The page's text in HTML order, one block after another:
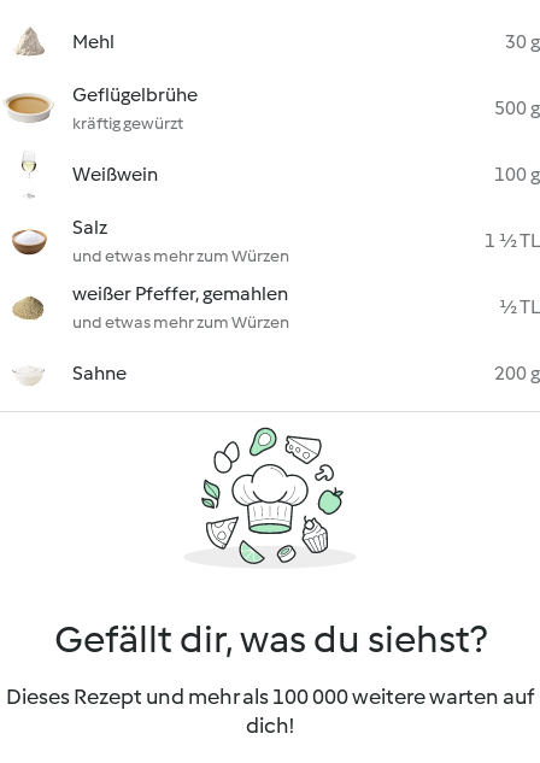
Mehl 30 g
Geflügelbrühe
kräftig gewürzt
500 g
Weißwein 100 g
Salz
und etwas mehr zum Würzen
1 ½ TL
weißer Pfeffer, gemahlen
und etwas mehr zum Würzen
½ TL
Sahne 200 g
Gefällt dir, was du siehst?
Dieses Rezept und mehr als 100 000 weitere warten auf
dich!